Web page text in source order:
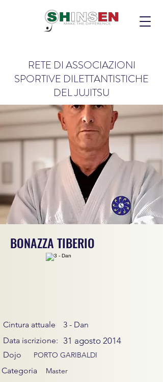
RETE DI ASSOCIAZIONI
SPORTIVE DILETTANTISTICHE
DEL JUJITSU
BONAZZA TIBERIO
Cintura attuale
3 - Dan
Data iscrizione: 31 agosto 2014
Dojo PORTO GARIBALDI
Categoria Master